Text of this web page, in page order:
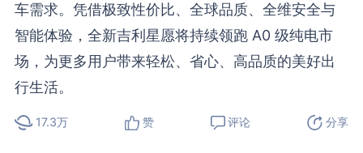
车需求。凭借极致性价比、全球品质、全维安全与
智能体验，全新吉利星愿将持续领跑 A0 级纯电市
场，为更多用户带来轻松、省心、高品质的美好出
行生活。
17.3万 赞 评论 分享